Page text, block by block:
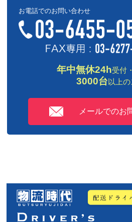
お電話でのお問い合わせ
年中無休24h受付
3000台以上
メールでのお